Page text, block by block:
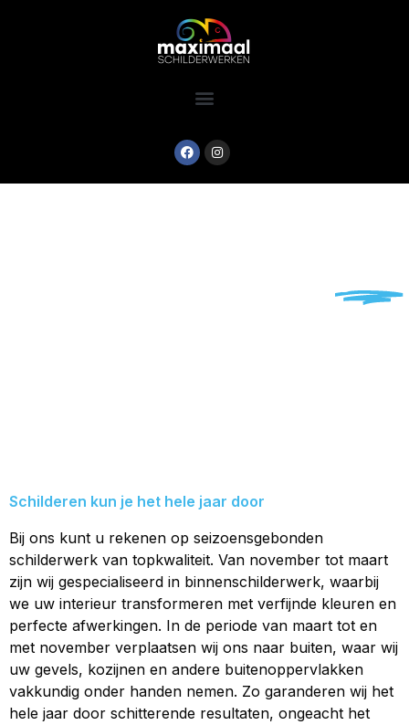
Schilderen kun je het hele jaar door
Bij ons kunt u rekenen op seizoensgebonden
schilderwerk van topkwaliteit. Van november tot maart
zijn wij gespecialiseerd in binnenschilderwerk, waarbij
we uw interieur transformeren met verfijnde kleuren en
perfecte afwerkingen. In de periode van maart tot en
met november verplaatsen wij ons naar buiten, waar wij
uw gevels, kozijnen en andere buitenoppervlakken
vakkundig onder handen nemen. Zo garanderen wij het
hele jaar door schitterende resultaten, ongeacht het